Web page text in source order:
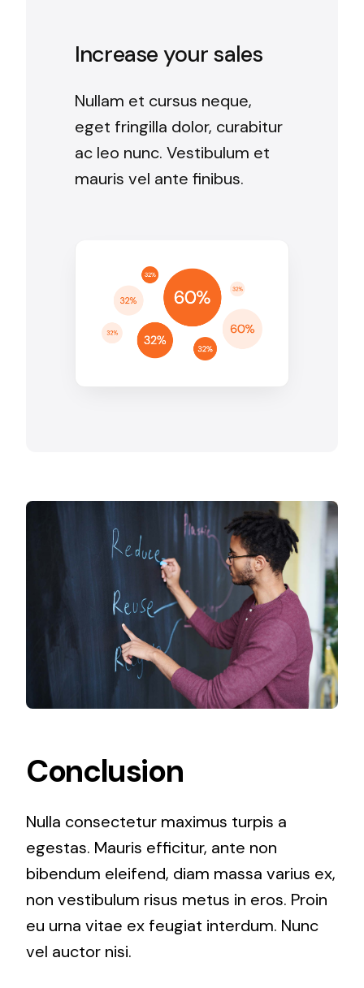
Increase your sales
Nullam et cursus neque,
eget fringilla dolor, curabitur
ac leo nunc. Vestibulum et
mauris vel ante finibus.
Conclusion
Nulla consectetur maximus turpis a
egestas. Mauris efficitur, ante non
bibendum eleifend, diam massa varius ex,
non vestibulum risus metus in eros. Proin
eu urna vitae ex feugiat interdum. Nunc
vel auctor nisi.